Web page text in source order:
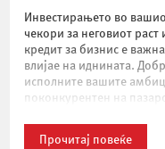
Инвестирањето во
чекори за неговиот
кредит за бизнис е
влијае на иднината.
исполните вашите
поконкурентен на
Прочитај повеќе